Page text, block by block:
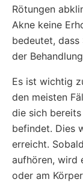
Rötungen
Akne keine
bedeutet, dass
der
Es ist wichtig
den meisten
die sich
befindet. Dies
erreicht.
aufhören, wird
oder am